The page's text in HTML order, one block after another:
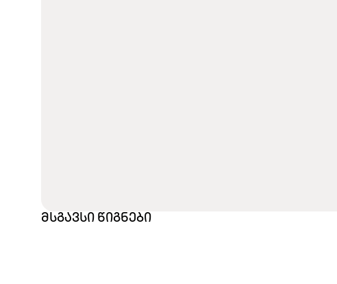
მსგავსი წიგნები